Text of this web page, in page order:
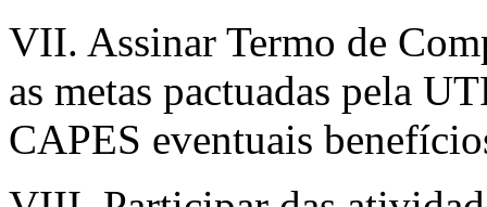
VII. Assinar Termo de
as metas pactuadas pela
CAPES eventuais